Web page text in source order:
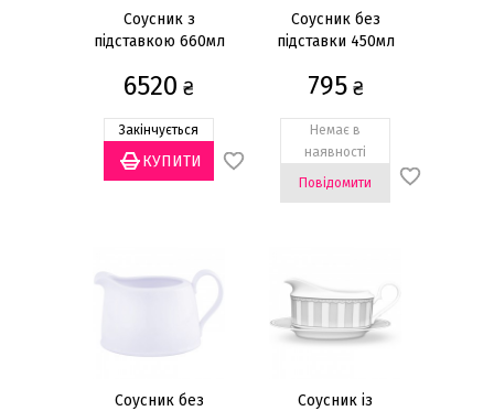
Показати все
Декор
Інший (2)
Біла порцеляна (4)
Використання в мікрохвильовій печі
Використання в посудомийній машині
Соусник з
підставкою 660мл
6520 ₴
Закінчується
Соусник без
підставки 450мл
795₴
Немає в
наявності
Повідомити
Соусник без
Соусник із